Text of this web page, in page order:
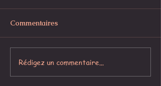
Commentaires
Rédigez un commentaire...